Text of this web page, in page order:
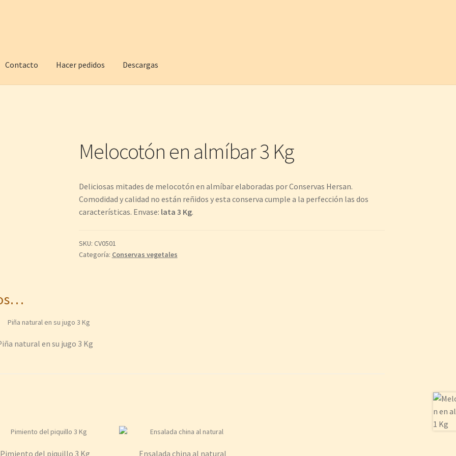
Contacto Hacer pedidos Descargas
Melocotón en almíbar 3 Kg
Deliciosas mitades de melocotón en almíbar elaboradas por Conservas Hersan.
Comodidad y calidad no están reñidos y esta conserva cumple a la perfección las dos
características. Envase: lata 3 Kg.
SKU: CV0501
Categoría: Conservas vegetales
natural en su jugo 3 Kg
Pimiento del piquillo 3 Kg Ensalada china al natural